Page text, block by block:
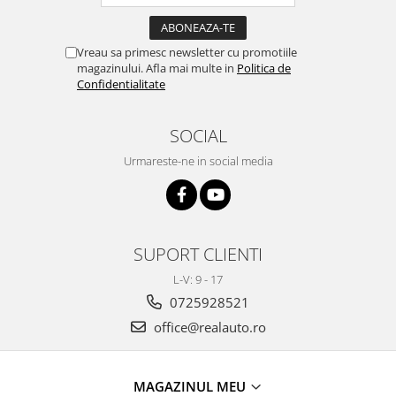
Cotiere auto
Aparatori noroi camion
Vreau sa primesc newsletter cu promotiile
magazinului. Afla mai multe in Politica de
Confidentialitate
SOCIAL
Urmareste-ne in social media
SUPORT CLIENTI
L-V: 9 - 17
0725928521
office@realauto.ro
MAGAZINUL MEU